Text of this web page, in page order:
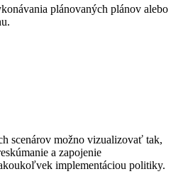
plánovaných plánov alebo
scenárov možno vizualizovať tak,
a zapojenie
implementáciou politiky.